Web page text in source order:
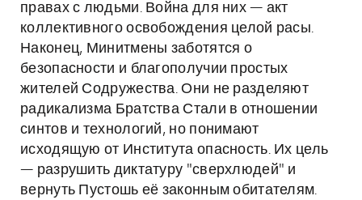
правах с людьми. Война для них — акт
коллективного освобождения целой расы.
Наконец, Минитмены заботятся о
безопасности и благополучии простых
жителей Содружества. Они не разделяют
радикализма Братства Стали в отношении
синтов и технологий, но понимают
исходящую от Института опасность. Их цель
— разрушить диктатуру "сверхлюдей" и
вернуть Пустошь её законным обитателям.